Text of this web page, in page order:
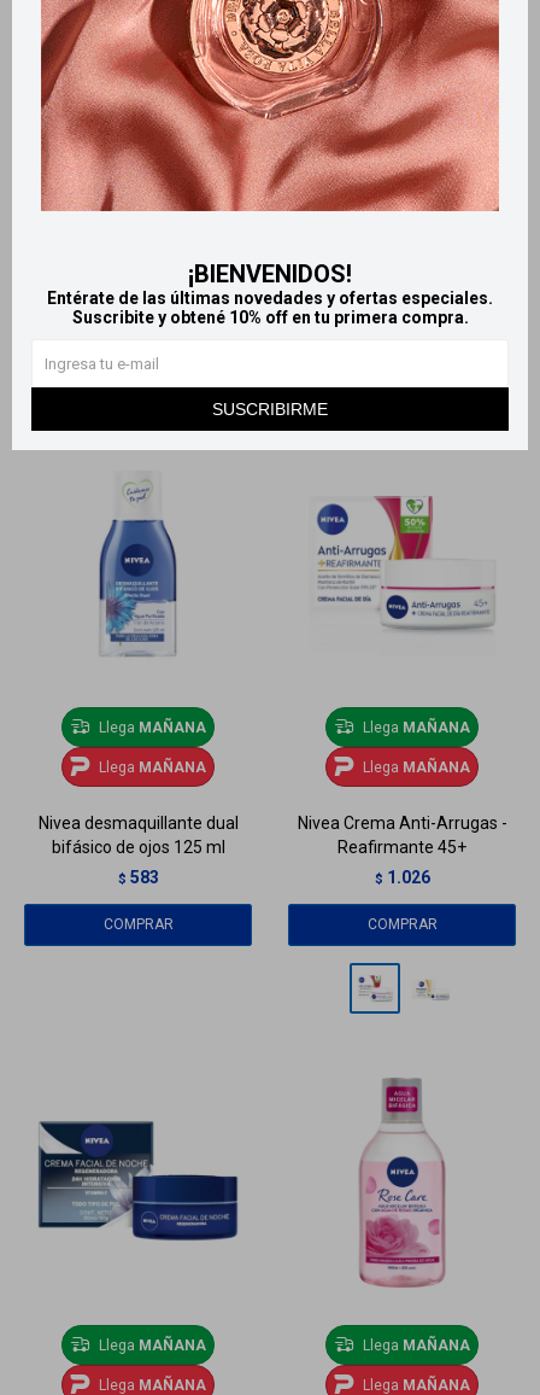
¡BIENVENIDOS!
Entérate de las últimas novedades y ofertas especiales.
Suscribite y obtené 10% off en tu primera compra.
SUSCRIBIRME
LlegaMAÑANA
LlegaMAÑANA
Nivea cr facial 5 en 1 100 g -
LlegaMAÑANA
LlegaMAÑANA
Nivea Agua micelar bifásica
Llega MAÑANA
Llega MAÑANA
Nivea desmaquillante dual
bifásico de ojos 125 ml
$ 583
Llega MAÑANA
Llega MAÑANA
Nivea Crema Anti-Arrugas -
Reafirmante 45+
$ 1.026
Llega MAÑANA
Llega MAÑANA
Llega MAÑANA
Llega MAÑANA